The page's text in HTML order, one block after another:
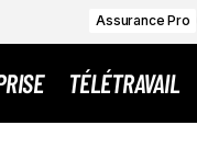
Assurance Pro
TÉLÉTRAVAIL